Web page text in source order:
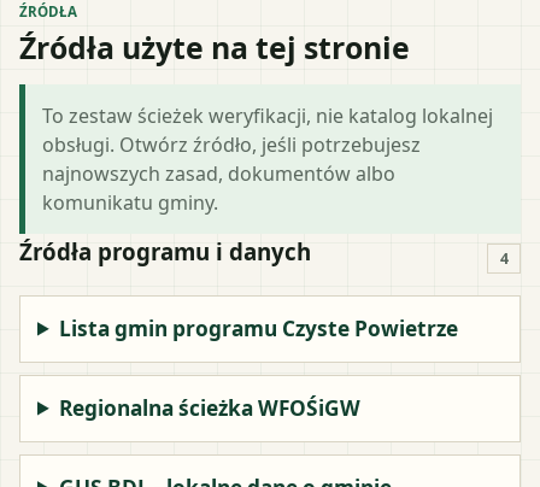
ŹRÓDŁA
Źródła użyte na tej stronie
To zestaw ścieżek weryfikacji, nie katalog lokalnej
obsługi. Otwórz źródło, jeśli potrzebujesz
najnowszych zasad, dokumentów albo
komunikatu gminy.
Źródła programu i danych 4
Lista gmin programu Czyste Powietrze
Regionalna ścieżka WFOŚiGW